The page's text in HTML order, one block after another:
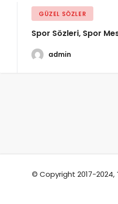
GÜZEL SÖZLER
Spor Sözleri, Spor
admin
© Copyright 2017-2024,